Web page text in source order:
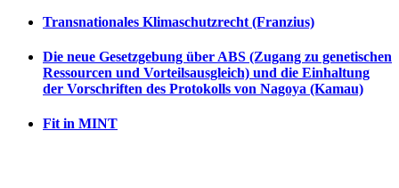
Transnationales Klimaschutzrecht (Franzius)
Die neue Gesetzgebung über ABS (Zugang zu genetischen
Ressourcen und Vorteilsausgleich) und die Einhaltung
der Vorschriften des Protokolls von Nagoya (Kamau)
Fit in MINT